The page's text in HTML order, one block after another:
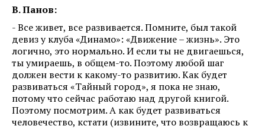
В. Панов:
- Все живет, все развивается. Помните, был такой
девиз у клуба «Динамо»: «Движение – жизнь». Это
логично, это нормально. И если ты не двигаешься,
ты умираешь, в общем-то. Поэтому любой шаг
должен вести к какому-то развитию. Как будет
развиваться «Тайный город», я пока не знаю,
потому что сейчас работаю над другой книгой.
Поэтому посмотрим. А как будет развиваться
человечество, кстати (извините, что возвращаюсь к